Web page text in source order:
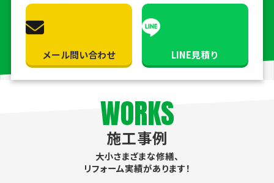
メール問い合わせ LINE見積り
WORKS
施工事例
大小さまざまな修繕、
リフォーム実績があります！